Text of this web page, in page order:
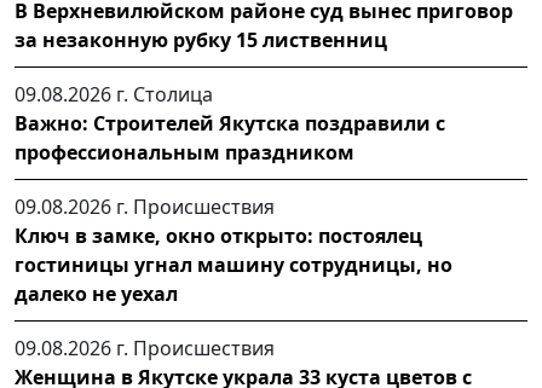
В Верхневилюйском районе суд вынес приговор
за незаконную рубку 15 лиственниц
09.08.2026 г. Столица
Важно: Строителей Якутска поздравили с
профессиональным праздником
09.08.2026 г. Происшествия
Ключ в замке, окно открыто: постоялец
гостиницы угнал машину сотрудницы, но
далеко не уехал
09.08.2026 г. Происшествия
Женщина в Якутске украла 33 куста цветов с